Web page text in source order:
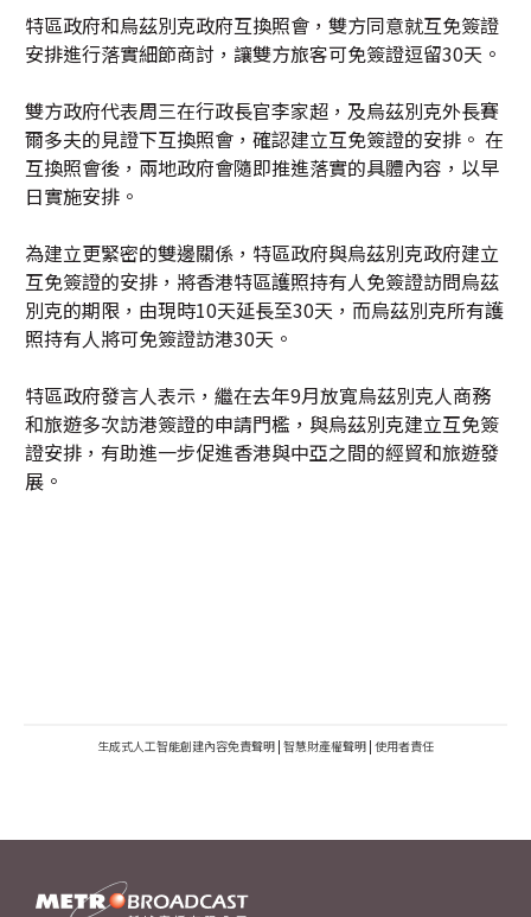
特區政府和烏茲別克政府互換照會，雙方同意就互免簽證
安排進行落實細節商討，讓雙方旅客可免簽證逗留30天。
雙方政府代表周三在行政長官李家超，及烏茲別克外長賽
爾多夫的見證下互換照會，確認建立互免簽證的安排。 在
互換照會後，兩地政府會隨即推進落實的具體內容，以早
日實施安排。
為建立更緊密的雙邊關係，特區政府與烏茲別克政府建立
互免簽證的安排，將香港特區護照持有人免簽證訪問烏茲
別克的期限，由現時10天延長至30天，而烏茲別克所有護
照持有人將可免簽證訪港30天。
特區政府發言人表示，繼在去年9月放寬烏茲別克人商務
和旅遊多次訪港簽證的申請門檻，與烏茲別克建立互免簽
證安排，有助進一步促進香港與中亞之間的經貿和旅遊發
展。
生成式人工智能創建內容免責聲明 | 智慧財產權聲明 | 使用者責任